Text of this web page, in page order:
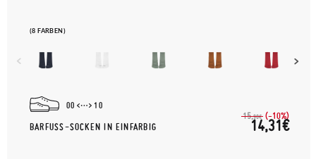
(8 FARBEN)
00 10
BARFUSS-SOCKEN IN EINFARBIG
15,90€ (-10%)
14,31€